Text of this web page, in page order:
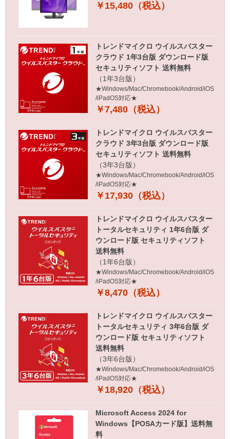
￥15,480（税込）
トレンドマイクロ ウイルスバスター
クラウド 1年3台版 ダウンロード版
セキュリティソフト 送料無料
（1年3台版）
★Windows/Mac/Chromebook/Android/iOS
/iPadOS対応★
￥7,480（税込）
トレンドマイクロ ウイルスバスター
クラウド 3年3台版 ダウンロード版
セキュリティソフト 送料無料
（3年3台版）
★Windows/Mac/Chromebook/Android/iOS
/iPadOS対応★
￥17,930（税込）
トレンドマイクロ ウイルスバスター
トータルセキュリティ 1年6台版 ダ
ウンロード版 セキュリティソフト
送料無料
（1年6台版）
★Windows/Mac/Chromebook/Android/iOS
/iPadOS対応★
￥8,470（税込）
トレンドマイクロ ウイルスバスター
トータルセキュリティ 3年6台版 ダ
ウンロード版 セキュリティソフト
送料無料
（3年6台版）
★Windows/Mac/Chromebook/Android/iOS
/iPadOS対応★
￥18,920（税込）
Microsoft Access 2024 for
Windows【POSAカード版】送料無
料